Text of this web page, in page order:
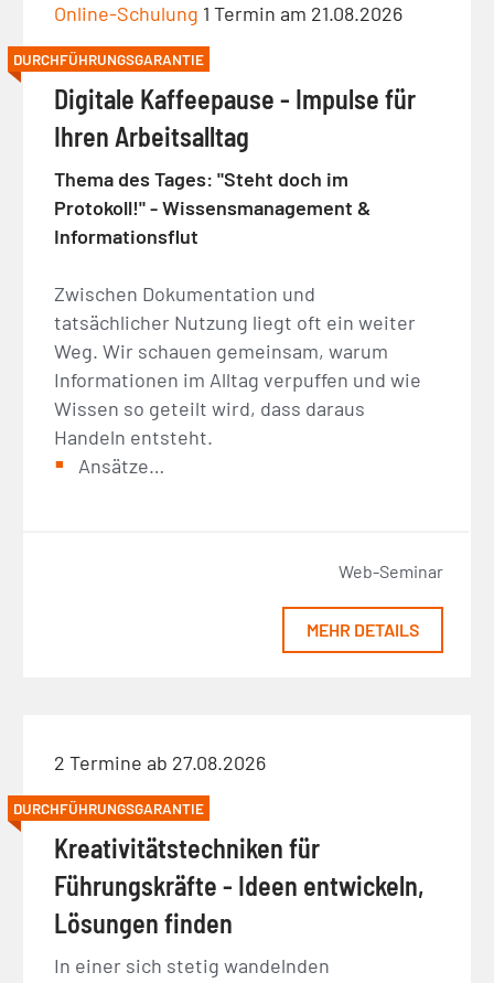
Online-Schulung 1 Termin am 21.08.2026
DURCHFÜHRUNGSGARANTIE
Digitale Kaffeepause - Impulse für
Ihren Arbeitsalltag
Thema des Tages: "Steht doch im
Protokoll!" - Wissensmanagement &
Informationsflut
Zwischen Dokumentation und
tatsächlicher Nutzung liegt oft ein weiter
Weg. Wir schauen gemeinsam, warum
Informationen im Alltag verpuffen und wie
Wissen so geteilt wird, dass daraus
Handeln entsteht.
Ansätze…
Web-Seminar
MEHR DETAILS
2 Termine ab 27.08.2026
DURCHFÜHRUNGSGARANTIE
Kreativitätstechniken für
Führungskräfte - Ideen entwickeln,
Lösungen finden
In einer sich stetig wandelnden